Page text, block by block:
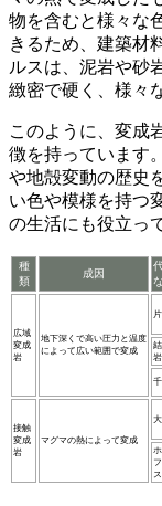
物を含むと様々な
きるため、建築材
ルスは、泥岩や砂
緻密で硬く、様々
このように、変成
徴を持っています
や地殻変動の歴史
い色や模様を持つ
の生活にも役立っ
種
類
成因
広域
変成
岩
地下深くで高い圧力と温度
によって広い範囲で変成
岩
接触
変成
岩
マグマの熱によって変成
ス